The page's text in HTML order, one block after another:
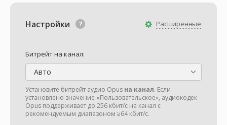
Расширенные
Настройки
Битрейт на канал:
Авто
Установите битрейт аудио Opus на канал. Если
установлено значение «Пользовательское», аудиокодек
Opus поддерживает до 256 кбит/с на канал с
рекомендуемым диапазоном ≥64 кбит/с.